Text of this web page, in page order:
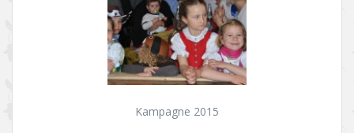
Kampagne 2015